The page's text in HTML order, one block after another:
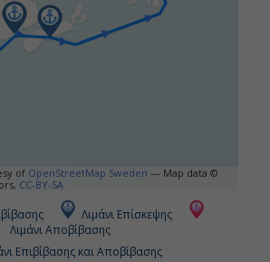
Σαιντ Τζον - Νιου Φάουντλαντ ,
Καναδάς
15:00
of OpenStreetMap Sweden — Map data ©
CC-BY-SA
Λιμάνι Επίσκεψης
Λιμάνι Αποβίβασης
Επιβίβασης και Αποβίβασης